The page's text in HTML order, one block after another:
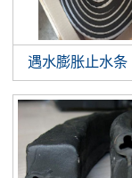
遇水膨胀止水条